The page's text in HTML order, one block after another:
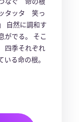
タッタ 笑っ
自然に調和す
がでる。 そこ
四季それぞれ
る命の根。